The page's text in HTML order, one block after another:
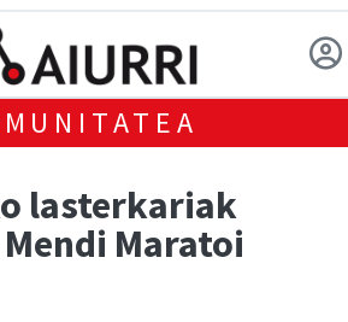
lasterkariak
Maratoi